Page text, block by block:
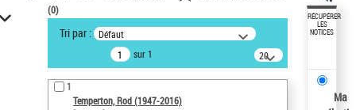
VOTRE RECHERCHE
Recherche avancée dans les
notices d’autorité
Œuvres liées à l'auteur :
Temperton, Rod (1947-2016)
(0)
Tri par : Défaut
sur 1
20
résultats/page
1
Temperton, Rod (1947-2016)
RÉCUPÉRER
LES
NOTICES
Ma